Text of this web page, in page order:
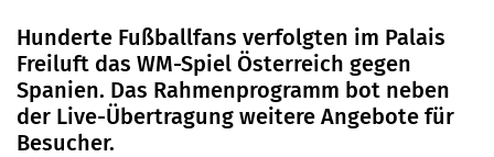
Hunderte Fußballfans verfolgten im Palais
Freiluft das WM-Spiel Österreich gegen
Spanien. Das Rahmenprogramm bot neben
der Live-Übertragung weitere Angebote für
Besucher.